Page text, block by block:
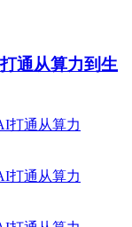
通从算力到生